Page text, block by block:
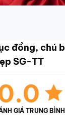
đồng, chú
SG-TT
GIÁ TRUNG BÌNH